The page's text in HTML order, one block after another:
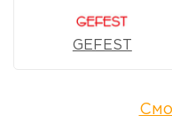
GEFEST